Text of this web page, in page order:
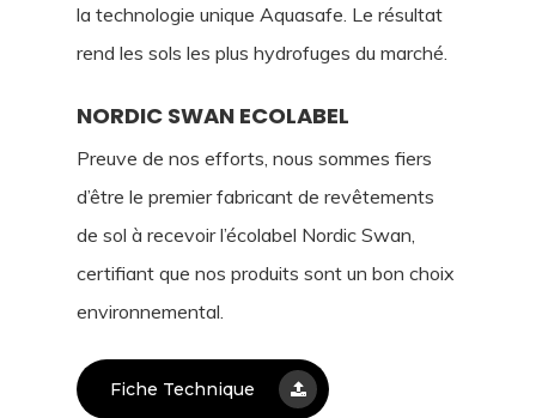
la technologie unique Aquasafe. Le résultat
rend les sols les plus hydrofuges du marché.
NORDIC SWAN ECOLABEL
Preuve de nos efforts, nous sommes fiers
d’être le premier fabricant de revêtements
de sol à recevoir l’écolabel Nordic Swan,
certifiant que nos produits sont un bon choix
environnemental.
Fiche Technique